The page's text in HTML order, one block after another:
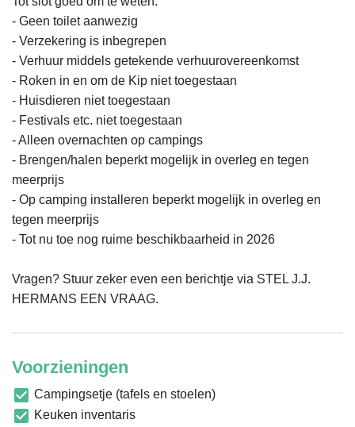
- Geen toilet aanwezig
- Verzekering is inbegrepen
- Verhuur middels getekende verhuurovereenkomst
- Roken in en om de Kip niet toegestaan
- Huisdieren niet toegestaan
- Festivals etc. niet toegestaan
- Alleen overnachten op campings
- Brengen/halen beperkt mogelijk in overleg en tegen
meerprijs
- Op camping installeren beperkt mogelijk in overleg en
tegen meerprijs
- Tot nu toe nog ruime beschikbaarheid in 2026
Vragen? Stuur zeker even een berichtje via STEL J.J.
HERMANS EEN VRAAG.
Voorzieningen
Campingsetje (tafels en stoelen)
Keuken inventaris